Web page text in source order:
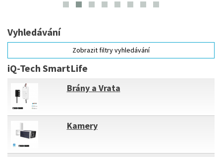
Vyhledávání
Zobrazit filtry vyhledávání
iQ-Tech SmartLife
Brány a Vrata
Kamery